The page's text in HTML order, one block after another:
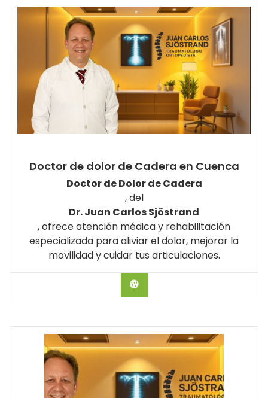
Doctor de dolor de Cadera en Cuenca
Doctor de Dolor de Cadera
, del
Dr. Juan Carlos Sjöstrand
, ofrece atención médica y rehabilitación
especializada para aliviar el dolor, mejorar la
movilidad y cuidar tus articulaciones.
Hablar con el Doctor